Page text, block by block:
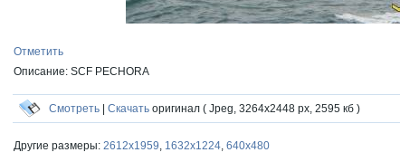
Отметить
Описание: SCF PECHORA
Смотреть Скачать оригинал ( Jpeg, 3264x2448 px, 2595 кб )
Другие размеры: 2612x1959, 1632x1224, 640x480